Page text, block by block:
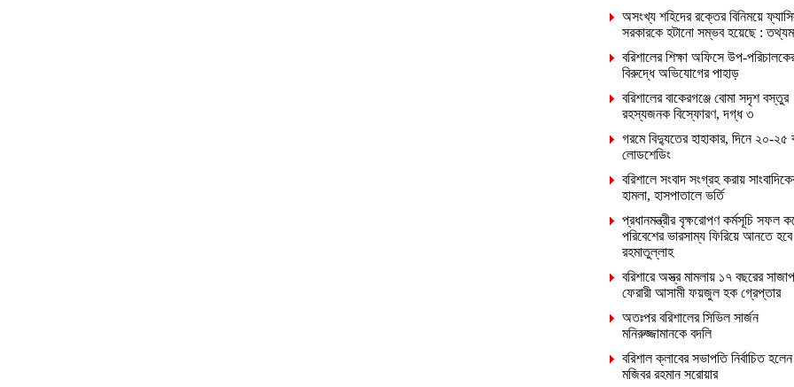
অসংখ্য শহিদের রক্তের বিনিময়ে
সরকারকে হটানো সম্ভব হয়েছে :
বরিশালের শিক্ষা অফিসে উপ-
বিরুদ্ধে অভিযোগের পাহাড়
বরিশালের বাকেরগঞ্জে বোমা সদৃশ বস্তুর
রহস্যজনক বিস্ফোরণ, দগ্ধ ৩
গরমে বিদ্যুতের হাহাকার, দিনে ২০-২৫
লোডশেডিং
বরিশালে সংবাদ সংগ্রহ করায়
হামলা, হাসপাতালে ভর্তি
প্রধানমন্ত্রীর বৃক্ষরোপণ কর্মসূচি সফল
পরিবেশের ভারসাম্য ফিরিয়ে আনতে
রহমাতুল্লাহ
বরিশারে অস্ত্র মামলায় ১৭ বছরের
ফেরারী আসামী ফয়জুল হক গ্রেপ্তার
অতঃপর বরিশালের সিভিল সার্জন
মনিরুজ্জামানকে বদলি
বরিশাল ক্লাবের সভাপতি নির্বাচিত হলেন
মজিবর রহমান সরোয়ার